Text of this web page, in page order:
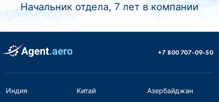
Начальник отдела, 7 лет в компании
+7 800 707-09-50
Индия Китай
Азербайджан